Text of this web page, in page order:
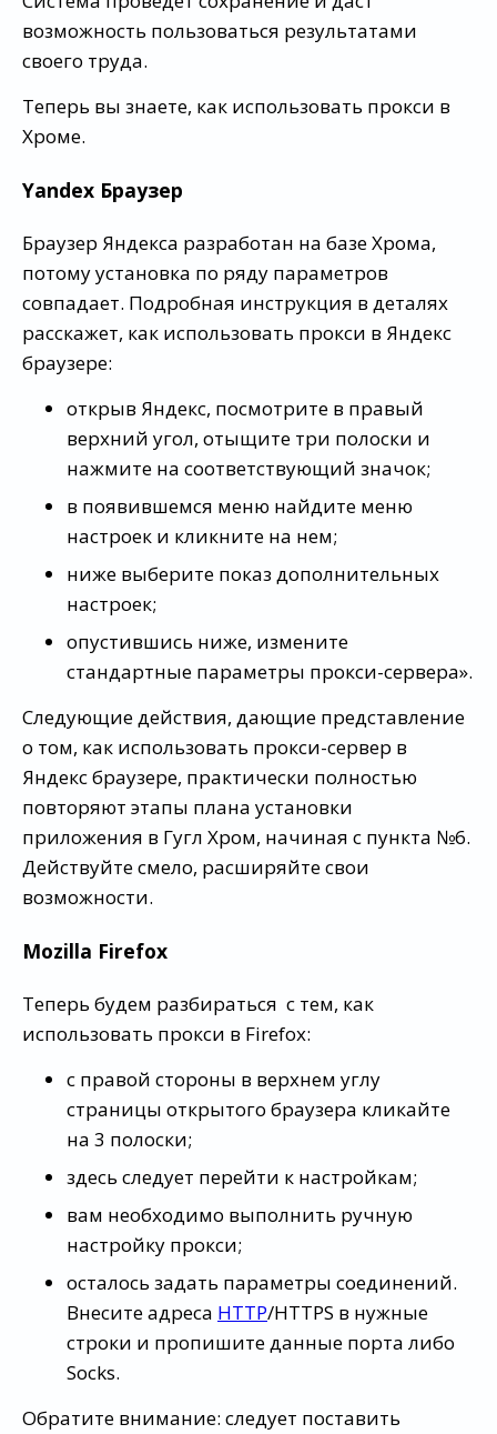
возможность пользоваться результатами
своего труда.
Теперь вы знаете, как использовать прокси в
Хроме.
Yandex Браузер
Браузер Яндекса разработан на базе Хрома,
потому установка по ряду параметров
совпадает. Подробная инструкция в деталях
расскажет, как использовать прокси в Яндекс
браузере:
открыв Яндекс, посмотрите в правый
верхний угол, отыщите три полоски и
нажмите на соответствующий значок;
в появившемся меню найдите меню
настроек и кликните на нем;
ниже выберите показ дополнительных
настроек;
опустившись ниже, измените
стандартные параметры прокси-сервера».
Следующие действия, дающие представление
о том, как использовать прокси-сервер в
Яндекс браузере, практически полностью
повторяют этапы плана установки
приложения в Гугл Хром, начиная с пункта №6.
Действуйте смело, расширяйте свои
возможности.
Mozilla Firefox
Теперь будем разбираться с тем, как
использовать прокси в Firefox:
с правой стороны в верхнем углу
страницы открытого браузера кликайте
на 3 полоски;
здесь следует перейти к настройкам;
вам необходимо выполнить ручную
настройку прокси;
осталось задать параметры соединений.
Внесите адреса HTTP/HTTPS в нужные
строки и пропишите данные порта либо
Socks.
Обратите внимание: следует поставить